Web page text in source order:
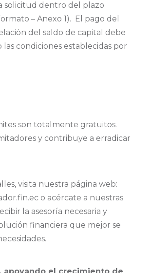
solicitud dentro del plazo
– Anexo 1). El pago del
del saldo de capital debe
las condiciones establecidas por
son totalmente gratuitos.
y contribuye a erradicar
visita nuestra página web:
o acércate a nuestras
la asesoría necesaria y
financiera que mejor se
apoyando el crecimiento de